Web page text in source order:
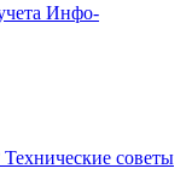
Инфо-
Технические советы